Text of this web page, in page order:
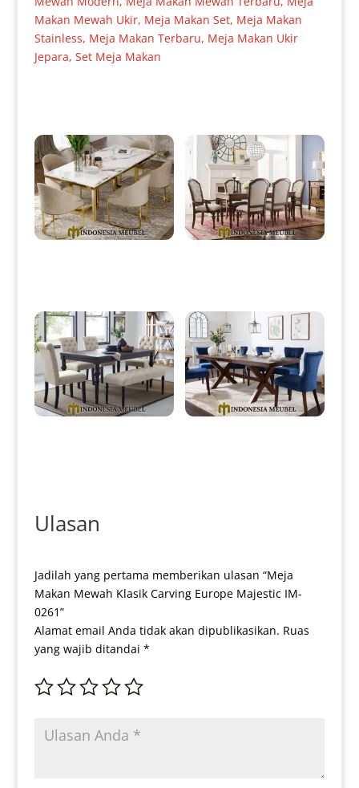
Makan Mewah Ukir, Meja Makan Set, Meja Makan
Stainless, Meja Makan Terbaru, Meja Makan Ukir
Jepara, Set Meja Makan
Ulasan
Jadilah yang pertama memberikan ulasan “Meja
Makan Mewah Klasik Carving Europe Majestic IM-
0261”
Alamat email Anda tidak akan dipublikasikan. Ruas
yang wajib ditandai *